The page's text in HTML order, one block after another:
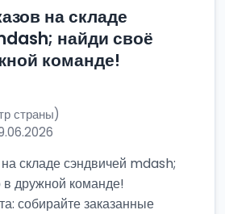
на складе
найди своё
команде!
страны)
складе сэндвичей mdash;
в дружной команде!
собирайте заказанные